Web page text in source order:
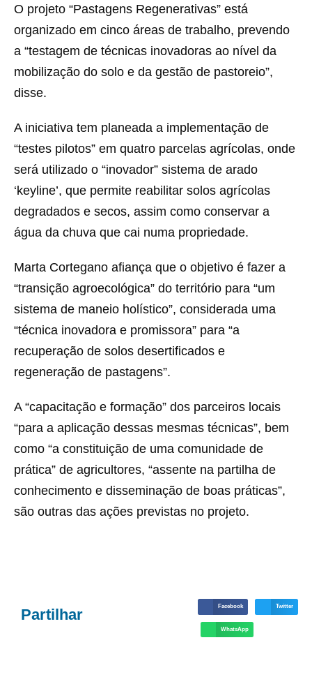
O projeto “Pastagens Regenerativas” está
organizado em cinco áreas de trabalho, prevendo
a “testagem de técnicas inovadoras ao nível da
mobilização do solo e da gestão de pastoreio”,
disse.
A iniciativa tem planeada a implementação de
“testes pilotos” em quatro parcelas agrícolas, onde
será utilizado o “inovador” sistema de arado
‘keyline’, que permite reabilitar solos agrícolas
degradados e secos, assim como conservar a
água da chuva que cai numa propriedade.
Marta Cortegano afiança que o objetivo é fazer a
“transição agroecológica” do território para “um
sistema de maneio holístico”, considerada uma
“técnica inovadora e promissora” para “a
recuperação de solos desertificados e
regeneração de pastagens”.
A “capacitação e formação” dos parceiros locais
“para a aplicação dessas mesmas técnicas”, bem
como “a constituição de uma comunidade de
prática” de agricultores, “assente na partilha de
conhecimento e disseminação de boas práticas”,
são outras das ações previstas no projeto.
Partilhar Facebook Twitter
WhatsApp